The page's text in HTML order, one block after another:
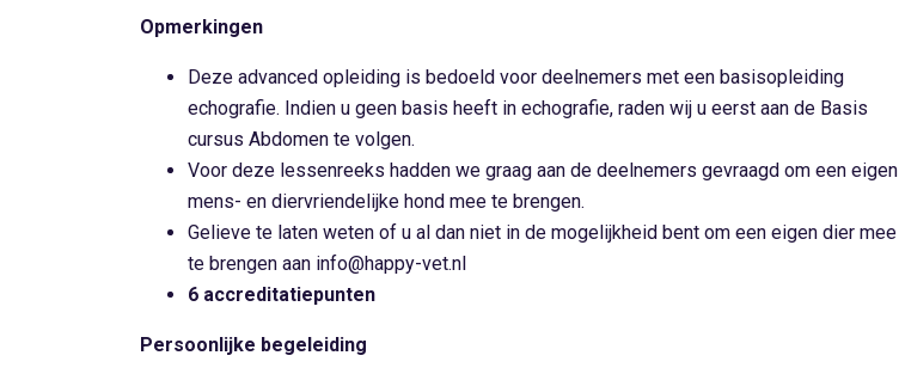
Opmerkingen
Deze advanced opleiding is bedoeld voor deelnemers met een basisopleiding
echografie. Indien u geen basis heeft in echografie, raden wij u eerst aan de Basis
cursus Abdomen te volgen.
Voor deze lessenreeks hadden we graag aan de deelnemers gevraagd om een eigen
mens- en diervriendelijke hond mee te brengen.
Gelieve te laten weten of u al dan niet in de mogelijkheid bent om een eigen dier mee
te brengen aan info@happy-vet.nl
6 accreditatiepunten
Persoonlijke begeleiding